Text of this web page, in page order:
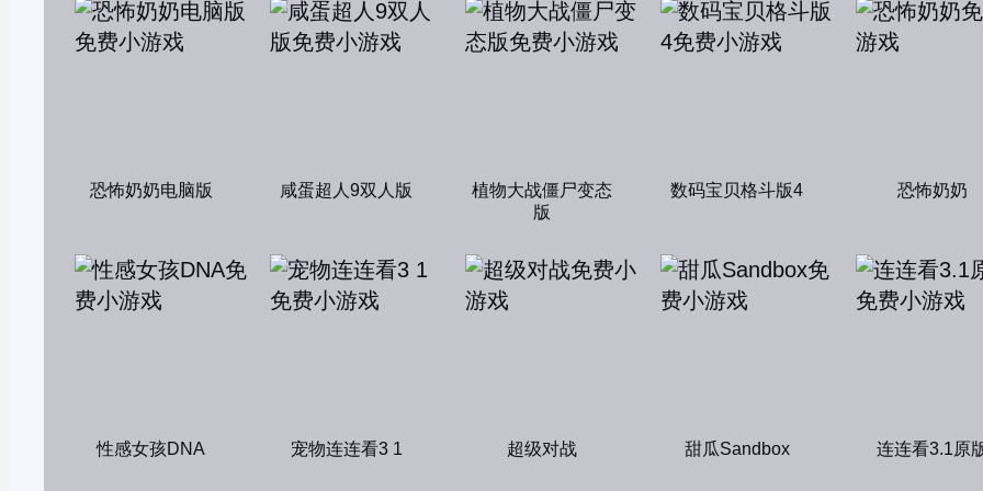
恐怖奶奶电脑版 咸蛋超人9双人版
植物大战僵尸变态
版
数码宝贝格斗版4 恐怖奶奶
性感女孩DNA 宠物连连看3 1 超级对战 甜瓜Sandbox 连连看3.1原